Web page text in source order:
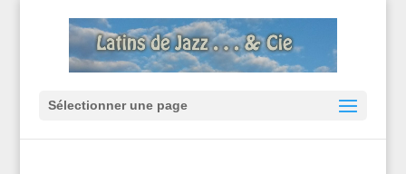
Sélectionner une page